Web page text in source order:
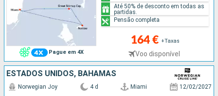
Pague em 4X
164 € +Taxas
Voo disponível
Até 50% de desconto em todas as
partidas.
Pensão completa
ESTADOS UNIDOS, BAHAMAS
Norwegian Joy 4 d Miami 12/02/2027